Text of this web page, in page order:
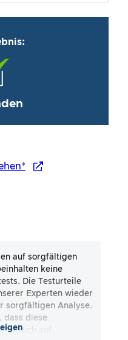
auf sorgfältigen
keine
Die Testurteile
Experten wieder
sorgfältigen Analyse.
dass diese
auf